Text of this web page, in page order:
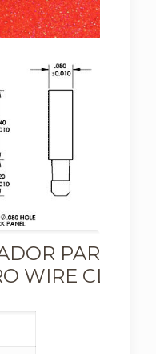
PARA
WIRE CLIP